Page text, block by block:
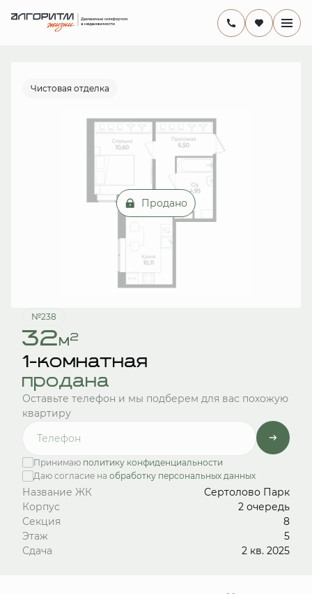
1-комнатная
от 13 млн руб.
от 18 847 руб./мес.
Чистовая отделка
Продано
№238
32м2
1-комнатная
продана
Оставьте телефон и мы подберем для вас похожую
квартиру
Принимаю политику конфиденциальности
Даю согласие на обработку персональных данных
Название ЖК
Сертолово Парк
Корпус
2 очередь
Секция
8
Этаж
5
Сдача
2 кв. 2025